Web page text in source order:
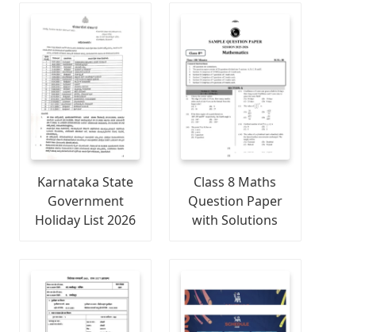
Karnataka State
Government
Holiday List 2026
Class 8 Maths
Question Paper
with Solutions